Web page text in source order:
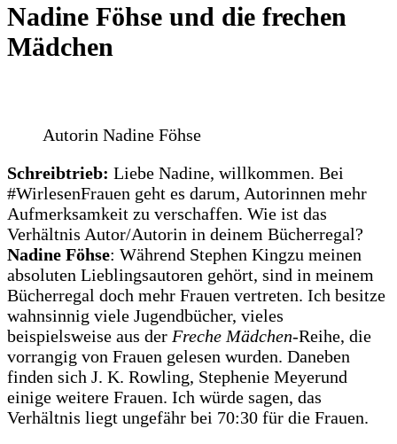
Nadine Föhse und die frechen
Mädchen
Autorin Nadine Föhse
Schreibtrieb: Liebe Nadine, willkommen. Bei
#WirlesenFrauen geht es darum, Autorinnen mehr
Aufmerksamkeit zu verschaffen. Wie ist das
Verhältnis Autor/Autorin in deinem Bücherregal?
Nadine Föhse: Während Stephen Kingzu meinen
absoluten Lieblingsautoren gehört, sind in meinem
Bücherregal doch mehr Frauen vertreten. Ich besitze
wahnsinnig viele Jugendbücher, vieles
beispielsweise aus der Freche Mädchen-Reihe, die
vorrangig von Frauen gelesen wurden. Daneben
finden sich J. K. Rowling, Stephenie Meyerund
einige weitere Frauen. Ich würde sagen, das
Verhältnis liegt ungefähr bei 70:30 für die Frauen.